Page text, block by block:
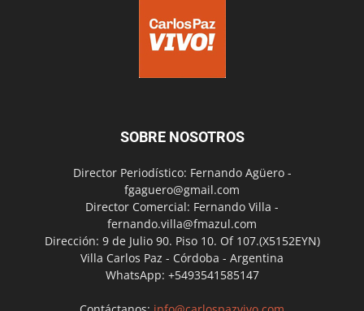
SOBRE NOSOTROS
Director Periodístico: Fernando Agüero -
fgaguero@gmail.com
Director Comercial: Fernando Villa -
fernando.villa@fmazul.com
Dirección: 9 de Julio 90. Piso 10. Of 107.(X5152EYN)
Villa Carlos Paz - Córdoba - Argentina
WhatsApp: +5493541585147